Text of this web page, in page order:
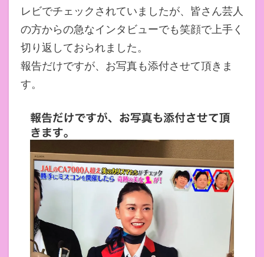
レビでチェックされていましたが、皆さん芸人
の方からの急なインタビューでも笑顔で上手く
切り返しておられました。
報告だけですが、お写真も添付させて頂きま
す。